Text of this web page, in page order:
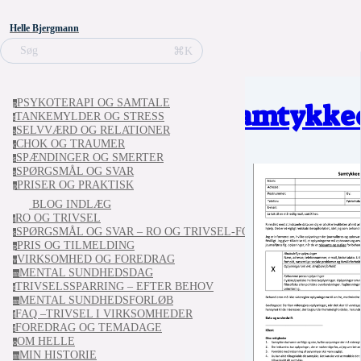
Helle Bjergmann
Søg ⌘K
pPSYKOTERAPI OG SAMTALE
tTANKEMYLDER OG STRESS
sSELVVÆRD OG RELATIONER
cCHOK OG TRAUMER
sSPÆNDINGER OG SMERTER
sSPØRGSMÅL OG SVAR
pPRISER OG PRAKTISK
BLOG INDLÆG
rRO OG TRIVSEL
sSPØRGSMÅL OG SVAR – RO OG TRIVSEL-FORLØBET
pPRIS OG TILMELDING
vVIRKSOMHED OG FOREDRAG
mMENTAL SUNDHEDSDAG
tTRIVSELSSPARRING – EFTER BEHOV
mMENTAL SUNDHEDSFORLØB
fFAQ –TRIVSEL I VIRKSOMHEDER
fFOREDRAG OG TEMADAGE
oOM HELLE
mMIN HISTORIE